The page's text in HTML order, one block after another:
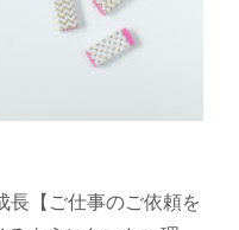
長【ご仕事のご依頼を